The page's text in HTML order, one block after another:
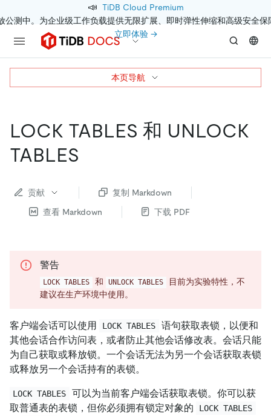
📣 TiDB Cloud Premium
公测中。为企业级工作负载提供无限扩展、即时弹性伸缩和高级安全保
立即体验 →
LOCK TABLES 和 UNLOCK
TABLES
贡献
复制 Markdown
查看 Markdown
下载 PDF
警告
LOCK TABLES 和 UNLOCK TABLES
目前为实验特性，不
建议在生产环境中使用。
客户端会话可以使用 LOCK TABLES
语句获取表锁，以便和
其他会话合作访问表，或者防止其他会话修改表。会话只能
为自己获取或释放锁。一个会话无法为另一个会话获取表锁
或释放另一个会话持有的表锁。
LOCK TABLES
可以为当前客户端会话获取表锁。你可以获
取普通表的表锁，但你必须拥有锁定对象的
LOCK TABLES
本页导航